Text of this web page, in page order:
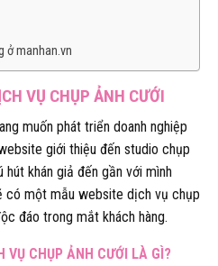
ở manhan.vn
VỤ CHỤP ẢNH CƯỚI
muốn phát triển doanh nghiệp
giới thiệu đến studio chụp
khán giả đến gần với mình
có một mẫu website dịch vụ chụp
đáo trong mắt khách hàng.
VỤ CHỤP ẢNH CƯỚI LÀ GÌ?